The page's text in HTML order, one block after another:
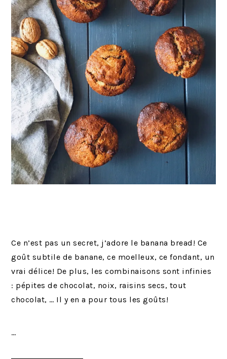
Ce n’est pas un secret, j’adore le banana bread! Ce
goût subtile de banane, ce moelleux, ce fondant, un
vrai délice! De plus, les combinaisons sont infinies
: pépites de chocolat, noix, raisins secs, tout
chocolat, … Il y en a pour tous les goûts!
…